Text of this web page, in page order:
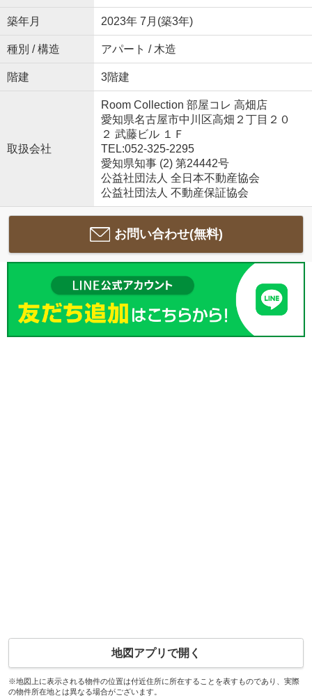
築年月 2023年 7月(築3年)
種別 / 構造 アパート / 木造
階建 3階建
取扱会社
Room Collection 部屋コレ 高畑店
愛知県名古屋市中川区高畑２丁目２０
２ 武藤ビル １Ｆ
TEL:052-325-2295
愛知県知事 (2) 第24442号
公益社団法人 全日本不動産協会
公益社団法人 不動産保証協会
お問い合わせ(無料)
地図アプリで開く
※地図上に表示される物件の位置は付近住所に所在することを表すものであり、実際
の物件所在地とは異なる場合がございます。